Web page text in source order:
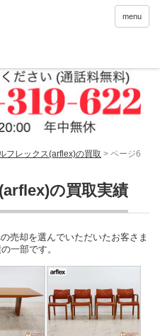
menu
フレックス(arflex)の買取 > ページ6
の買取実績
売却を選んでいただいたお客さま
一部です。